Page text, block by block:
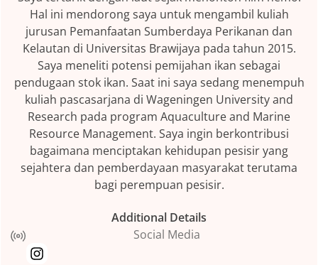
Hal ini mendorong saya untuk mengambil kuliah
jurusan Pemanfaatan Sumberdaya Perikanan dan
Kelautan di Universitas Brawijaya pada tahun 2015.
Saya meneliti potensi pemijahan ikan sebagai
pendugaan stok ikan. Saat ini saya sedang menempuh
kuliah pascasarjana di Wageningen University and
Research pada program Aquaculture and Marine
Resource Management. Saya ingin berkontribusi
bagaimana menciptakan kehidupan pesisir yang
sejahtera dan pemberdayaan masyarakat terutama
bagi perempuan pesisir.
Additional Details
Social Media